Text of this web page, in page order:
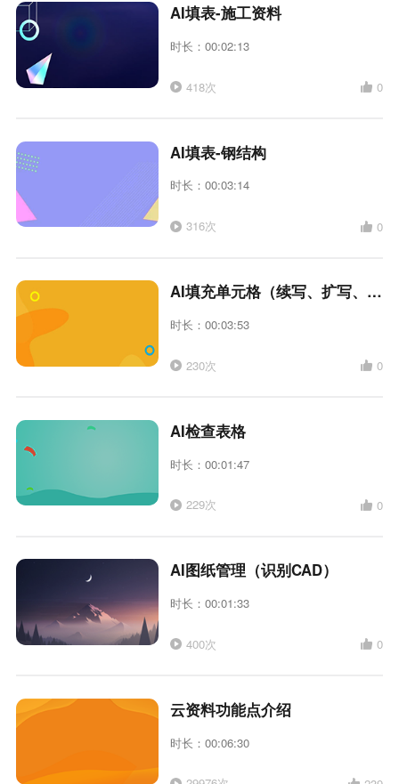
AI填表-施工资料
时长：00:02:13
418次 0
AI填表-钢结构
时长：00:03:14
316次 0
AI填充单元格（续写、扩写、缩写）
时长：00:03:53
230次 0
AI检查表格
时长：00:01:47
229次 0
AI图纸管理（识别CAD）
时长：00:01:33
400次 0
云资料功能点介绍
时长：00:06:30